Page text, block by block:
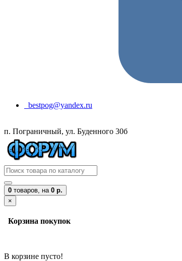
bestpog@yandex.ru
п. Пограничный, ул. Буденного 30б
0 товаров, на 0 р.
×
Корзина покупок
В корзине пусто!